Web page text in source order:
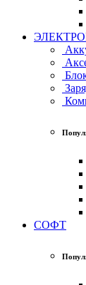
СОФТ